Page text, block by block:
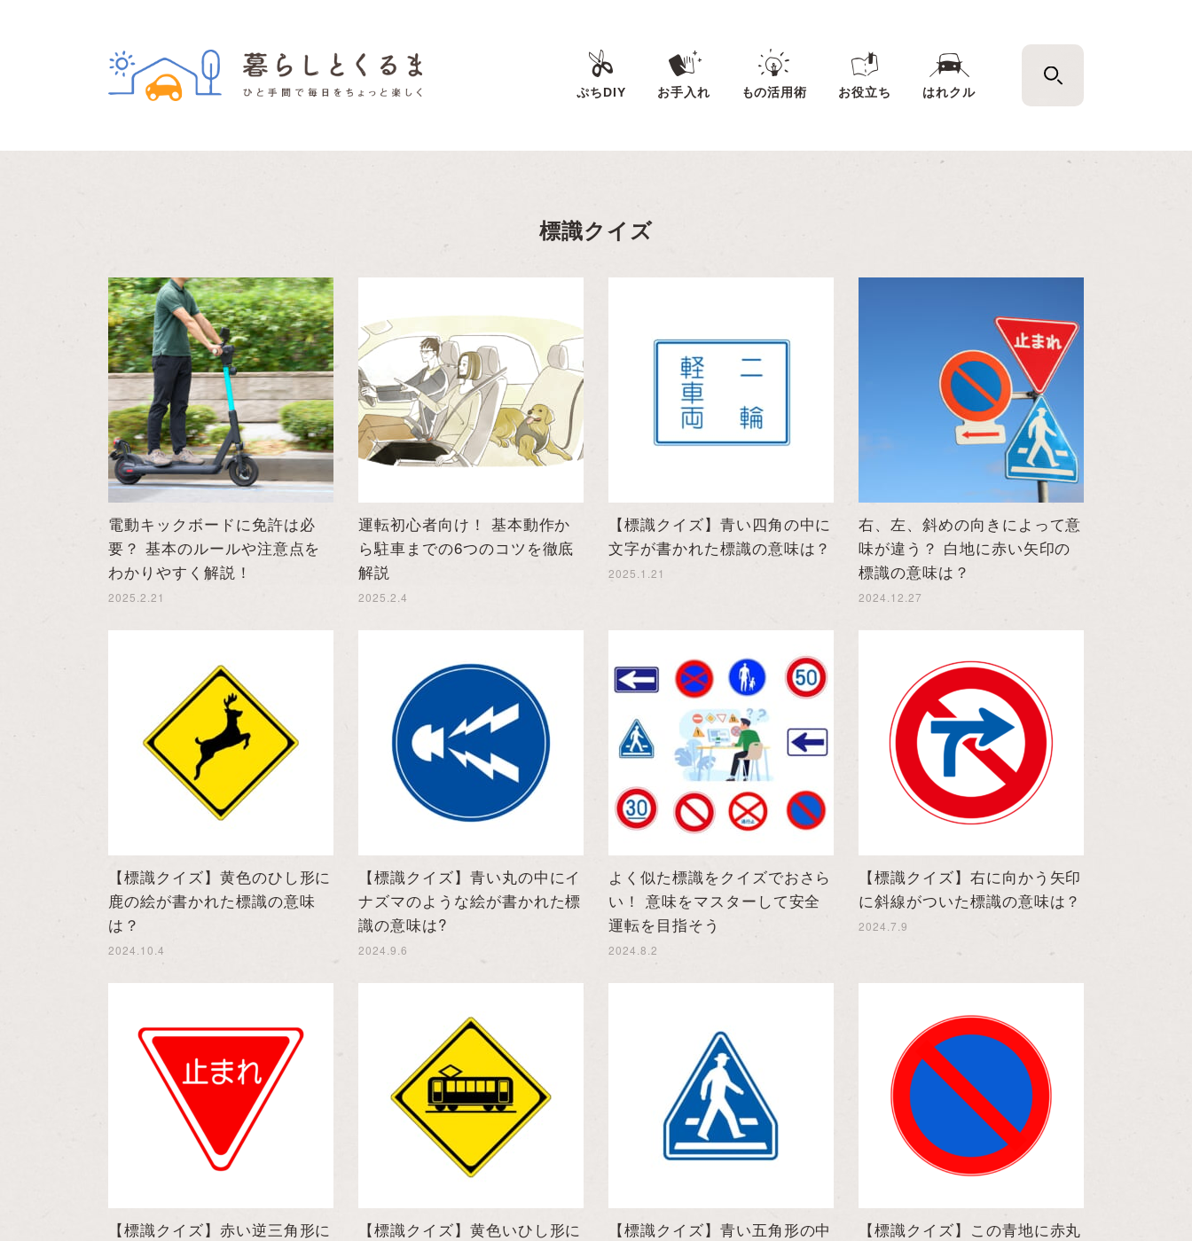
ぷちDIY お手入れ もの活用術 お役立ち はれクル
標識クイズ
電動キックボードに免許は必
要？ 基本のルールや注意点を
わかりやすく解説！
2025.2.21
運転初心者向け！ 基本動作か
ら駐車までの6つのコツを徹底
解説
2025.2.4
【標識クイズ】青い四角の中に
文字が書かれた標識の意味は？
2025.1.21
右、左、斜めの向きによって意
味が違う？ 白地に赤い矢印の
標識の意味は？
2024.12.27
【標識クイズ】黄色のひし形に
鹿の絵が書かれた標識の意味
は？
2024.10.4
【標識クイズ】青い丸の中にイ
ナズマのような絵が書かれた標
識の意味は?
2024.9.6
よく似た標識をクイズでおさら
い！ 意味をマスターして安全
運転を目指そう
2024.8.2
【標識クイズ】右に向かう矢印
に斜線がついた標識の意味は？
2024.7.9
【標識クイズ】赤い逆三角形に
【標識クイズ】黄色いひし形に
【標識クイズ】青い五角形の中
【標識クイズ】この青地に赤丸